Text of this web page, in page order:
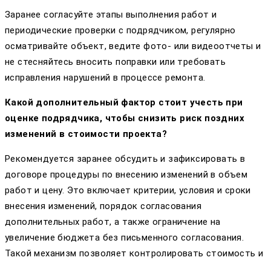
Заранее согласуйте этапы выполнения работ и
периодические проверки с подрядчиком, регулярно
осматривайте объект, ведите фото- или видеоотчеты и
не стесняйтесь вносить поправки или требовать
исправления нарушений в процессе ремонта.
Какой дополнительный фактор стоит учесть при
оценке подрядчика, чтобы снизить риск поздних
изменений в стоимости проекта?
Рекомендуется заранее обсудить и зафиксировать в
договоре процедуры по внесению изменений в объем
работ и цену. Это включает критерии, условия и сроки
внесения изменений, порядок согласования
дополнительных работ, а также ограничение на
увеличение бюджета без письменного согласования.
Такой механизм позволяет контролировать стоимость и